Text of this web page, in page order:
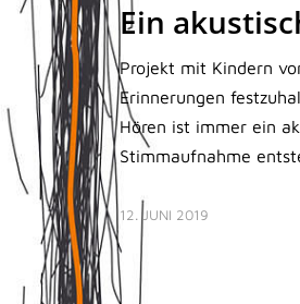
Ein
Projekt mit Kindern
Erinnerungen
Hören ist immer ein
Stimmaufnahme
12. JUNI 2019